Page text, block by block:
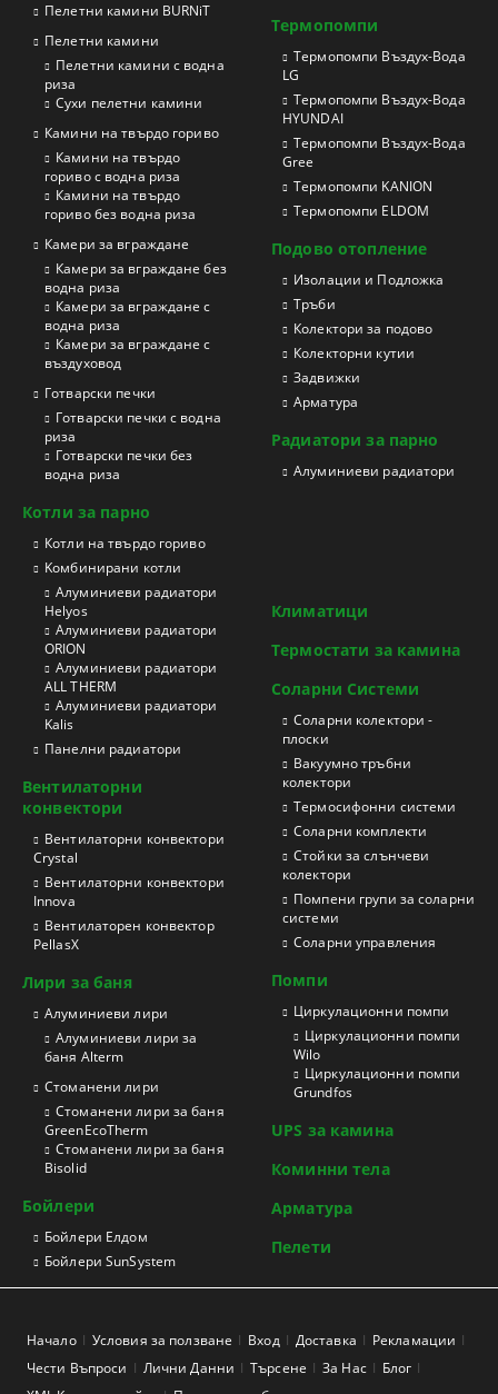
Пелетни камини BURNiT
Пелетни камини
Пелетни камини с водна
риза
Сухи пелетни камини
Камини на твърдо гориво
Камини на твърдо
гориво с водна риза
Камини на твърдо
гориво без водна риза
Камери за вграждане
Камери за вграждане без
водна риза
Камери за вграждане с
водна риза
Камери за вграждане с
въздуховод
Готварски печки
Готварски печки с водна
риза
Готварски печки без
водна риза
Котли за парно
Котли на твърдо гориво
Kомбинирани котли
Термопомпи
Tермопомпи Въздух-Вода
LG
Термопомпи Въздух-Вода
HYUNDAI
Термопомпи Въздух-Вода
Gree
Термопомпи KANION
Термопомпи ELDOM
Подово отопление
Изолации и Подложка
Тръби
Колектори за подово
Колекторни кутии
Задвижки
Арматура
Радиатори за парно
Aлуминиеви радиатори
Aлуминиеви радиатори
Helyos
Aлуминиеви радиатори
ORION
Aлуминиеви радиатори
ALL THERM
Aлуминиеви радиатори
Kalis
Панелни радиатори
Вентилаторни
конвектори
Вентилаторни конвектори
Crystal
Вентилаторни конвектори
Innova
Вентилаторен конвектор
PellasX
Лири за баня
Aлуминиеви лири
Алуминиеви лири за
баня Alterm
Стоманени лири
Стоманени лири за баня
GreenEcoTherm
Стоманени лири за баня
Bisolid
Бойлери
Бойлери Елдом
Бойлери SunSystem
Климатици
Термостати за камина
Соларни Системи
Соларни колектори -
плоски
Вакуумно тръбни
колектори
Термосифонни системи
Соларни комплекти
Стойки за слънчеви
колектори
Помпени групи за соларни
системи
Соларни управления
Помпи
Циркулационни помпи
Циркулационни помпи
Wilo
Циркулационни помпи
Grundfos
UPS за камина
Коминни тела
Арматура
Пелети
Начало Условия за ползване Вход Доставка
Рекламации
Чести Въпроси
Лични Данни Търсене За Нас
Блог